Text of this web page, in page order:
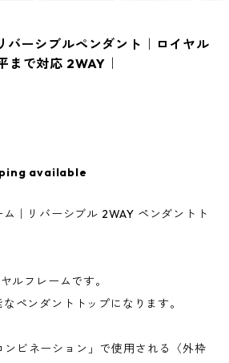
バーシブルペンダント｜ロイヤル
で対応 2WAY｜
available
ム｜リバーシブル 2WAY ペンダントト
ルフレームです。
ペンダントトップになります。
ンビネーション」で使用される〈外枠